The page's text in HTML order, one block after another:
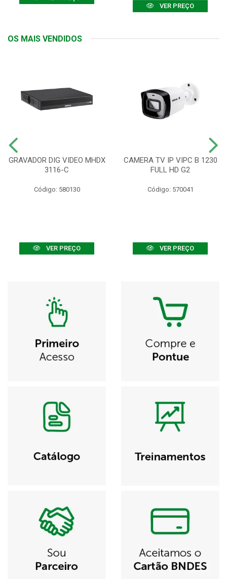
VER PREÇO
OS MAIS VENDIDOS
GRAVADOR DIG VIDEO MHDX
3116-C
Código: 580130
VER PREÇO
CAMERA TV IP VIPC B 1230
FULL HD G2
Código: 570041
VER PREÇO